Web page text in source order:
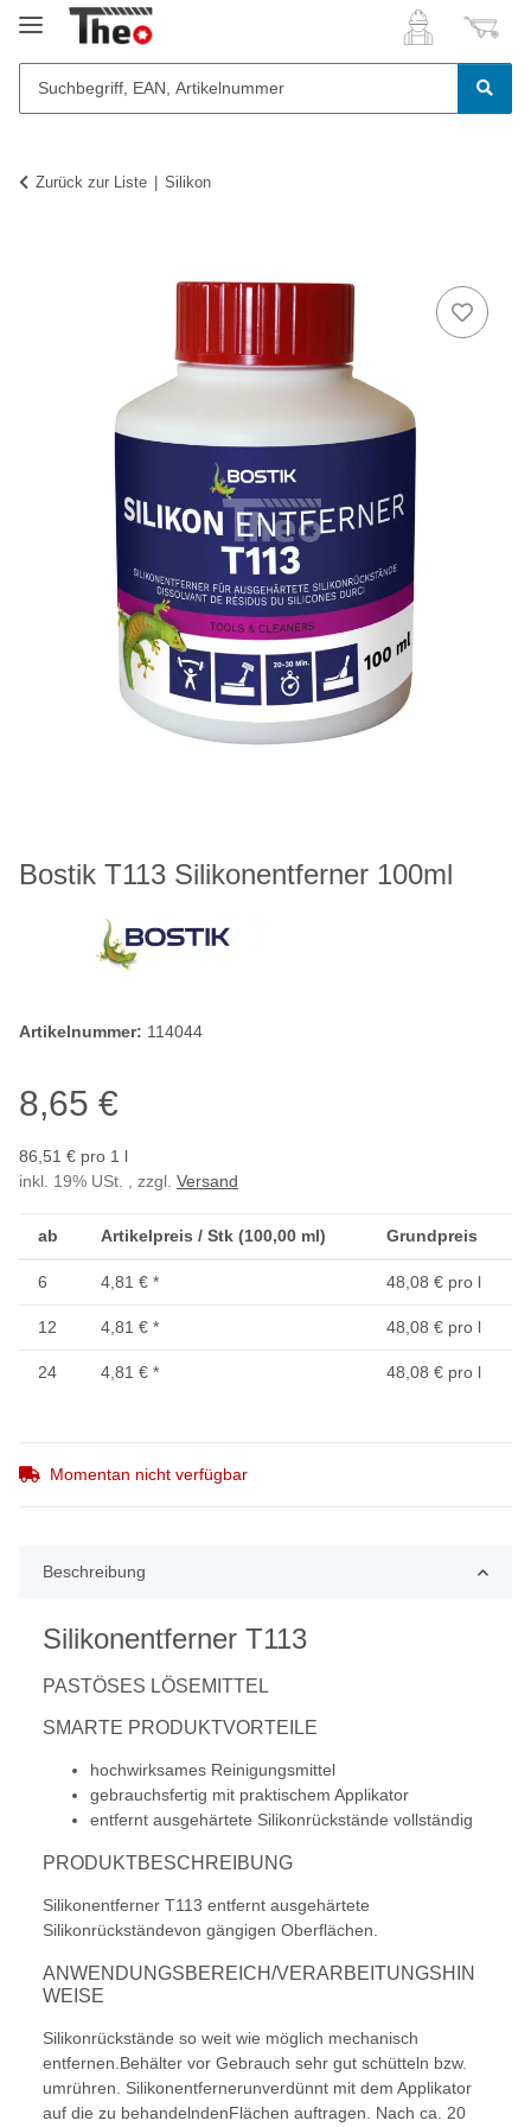
Zurück zur Liste Silikon
Bostik T113 Silikonentferner 100ml
Artikelnummer: 114044
8,65 €
86,51 € pro 1 l
inkl. 19% USt. , zzgl. Versand
ab Artikelpreis / Stk (100,00 ml) Grundpreis
6 4,81 € * 48,08 € pro l
12 4,81 € * 48,08 € pro l
24 4,81 € * 48,08 € pro l
Momentan nicht verfügbar
Beschreibung
Silikonentferner T113
PASTÖSES LÖSEMITTEL
SMARTE PRODUKTVORTEILE
hochwirksames Reinigungsmittel
gebrauchsfertig mit praktischem Applikator
entfernt ausgehärtete Silikonrückstände vollständig
PRODUKTBESCHREIBUNG
Silikonentferner T113 entfernt ausgehärtete
Silikonrückständevon gängigen Oberflächen.
ANWENDUNGSBEREICH/VERARBEITUNGSHIN
WEISE
Silikonrückstände so weit wie möglich mechanisch
entfernen.Behälter vor Gebrauch sehr gut schütteln bzw.
umrühren. Silikonentfernerunverdünnt mit dem Applikator
auf die zu behandelndenFlächen auftragen. Nach ca. 20